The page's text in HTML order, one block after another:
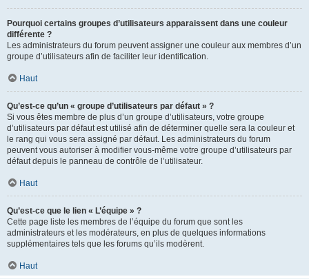
Pourquoi certains groupes d’utilisateurs apparaissent dans une couleur
différente ?
Les administrateurs du forum peuvent assigner une couleur aux membres d’un
groupe d’utilisateurs afin de faciliter leur identification.
Haut
Qu’est-ce qu’un « groupe d’utilisateurs par défaut » ?
Si vous êtes membre de plus d’un groupe d’utilisateurs, votre groupe
d’utilisateurs par défaut est utilisé afin de déterminer quelle sera la couleur et
le rang qui vous sera assigné par défaut. Les administrateurs du forum
peuvent vous autoriser à modifier vous-même votre groupe d’utilisateurs par
défaut depuis le panneau de contrôle de l’utilisateur.
Haut
Qu’est-ce que le lien « L’équipe » ?
Cette page liste les membres de l’équipe du forum que sont les
administrateurs et les modérateurs, en plus de quelques informations
supplémentaires tels que les forums qu’ils modèrent.
Haut